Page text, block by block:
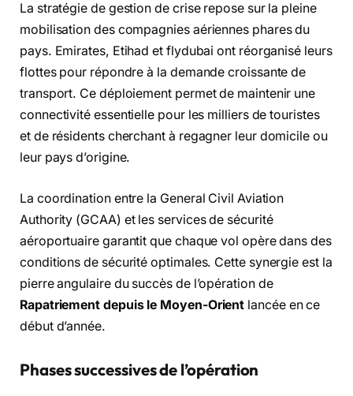
La stratégie de gestion de crise repose sur la pleine
mobilisation des compagnies aériennes phares du
pays. Emirates, Etihad et flydubai ont réorganisé leurs
flottes pour répondre à la demande croissante de
transport. Ce déploiement permet de maintenir une
connectivité essentielle pour les milliers de touristes
et de résidents cherchant à regagner leur domicile ou
leur pays d’origine.
La coordination entre la General Civil Aviation
Authority (GCAA) et les services de sécurité
aéroportuaire garantit que chaque vol opère dans des
conditions de sécurité optimales. Cette synergie est la
pierre angulaire du succès de l’opération de
Rapatriement depuis le Moyen-Orient lancée en ce
début d’année.
Phases successives de l’opération